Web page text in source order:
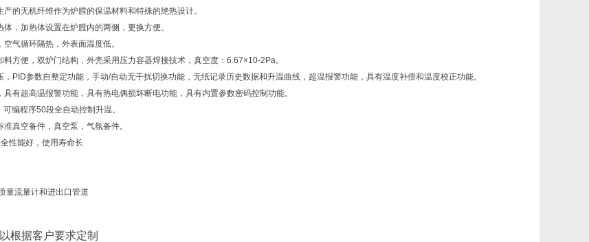
的无机纤维作为炉膛的保温材料和特殊的绝热设计。
，加热体设置在炉膛内的两侧，更换方便。
气循环隔热，外表面温度低。
方便，双炉门结构，外壳采用压力容器焊接技术，真空度：6.67×10-2Pa。
PID参数自整定功能，手动/自动无干扰切换功能，无纸记录历史数据和升温曲线，超温报警功能，具有温度补偿和温度校正功能。
有超高温报警功能，具有热电偶损坏断电功能，具有内置参数密码控制功能。
编程序50段全自动控制升温。
真空备件，真空泵，气氛备件。
性能好，使用寿命长
量流量计和进出口管道
根据客户要求定制